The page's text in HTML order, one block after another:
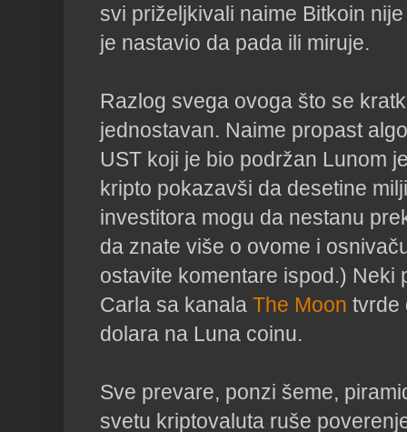
svi priželjkivali naime Bitkoin
je nastavio da pada ili miruje.
Razlog svega ovoga što se
jednostavan. Naime propast
UST koji je bio podržan Lunom
kripto pokazavši da desetine
investitora mogu da nestanu
da znate više o ovome i
ostavite komentare ispod.) Neki
Carla sa kanala The Moon tvrde
dolara na Luna coinu.
Sve prevare, ponzi šeme,
svetu kriptovaluta ruše